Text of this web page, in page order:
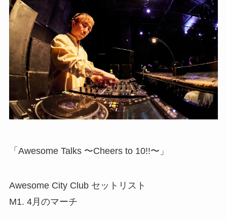
「Awesome Talks 〜Cheers to 10!!〜」
Awesome City Club セットリスト
M1. 4月のマーチ